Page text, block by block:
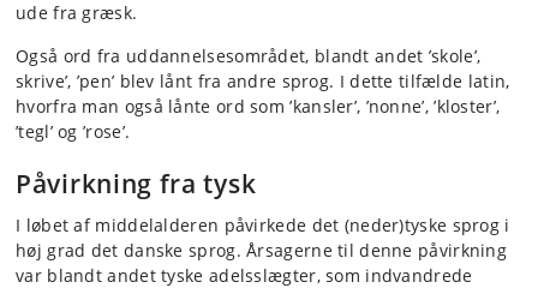
ude fra græsk.
Også ord fra uddannelsesområdet, blandt andet ’skole’,
skrive’, ’pen’ blev lånt fra andre sprog. I dette tilfælde latin,
hvorfra man også lånte ord som ’kansler’, ’nonne’, ’kloster’,
’tegl’ og ’rose’.
Påvirkning fra tysk
I løbet af middelalderen påvirkede det (neder)tyske sprog i
høj grad det danske sprog. Årsagerne til denne påvirkning
var blandt andet tyske adelsslægter, som indvandrede